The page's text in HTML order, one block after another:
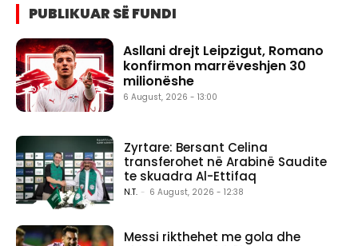
PUBLIKUAR SË FUNDI
Asllani drejt Leipzigut, Romano
konfirmon marrëveshjen 30
milionëshe
6 August, 2026 - 13:00
Zyrtare: Bersant Celina
transferohet në Arabinë Saudite
te skuadra Al-Ettifaq
N.T. - 6 August, 2026 - 12:38
Messi rikthehet me gola dhe